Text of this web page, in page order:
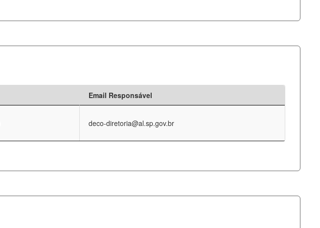
Email Responsável
deco-diretoria@al.sp.gov.br